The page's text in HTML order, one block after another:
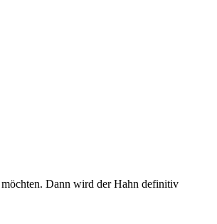
möchten. Dann wird der Hahn definitiv